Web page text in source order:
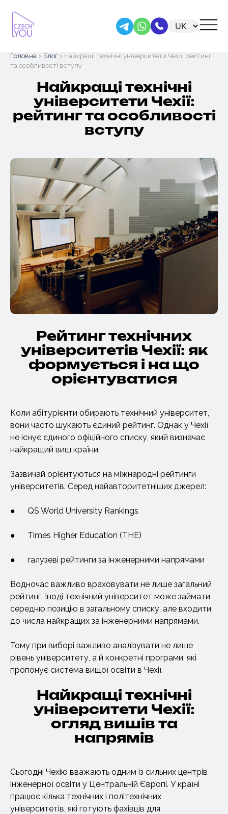
content
Головна > Блог > Найкращі технічні університети Чехії: рейтинг
та особливості вступу
Найкращі технічні
університети Чехії:
рейтинг та особливості
вступу
Рейтинг технічних
університетів Чехії: як
формується і на що
орієнтуватися
Коли абітурієнти обирають технічний університет,
вони часто шукають єдиний рейтинг. Однак у Чехії
не існує єдиного офіційного списку, який визначає
найкращий виш країни.
Зазвичай орієнтуються на міжнародні рейтинги
університетів. Серед найавторитетніших джерел:
● QS World University Rankings
● Times Higher Education (THE)
● галузеві рейтинги за інженерними напрямами
Водночас важливо враховувати не лише загальний
рейтинг. Іноді технічний університет може займати
середню позицію в загальному списку, але входити
до числа найкращих за інженерними напрямами.
Тому при виборі важливо аналізувати не лише
рівень університету, а й конкретні програми, які
пропонує система вищої освіти в Чехії.
Найкращі технічні
університети Чехії:
огляд вишів та
напрямів
Сьогодні Чехію вважають одним із сильних центрів
інженерної освіти у Центральній Європі. У країні
працює кілька технічних і політехнічних
університетів, які готують фахівців для